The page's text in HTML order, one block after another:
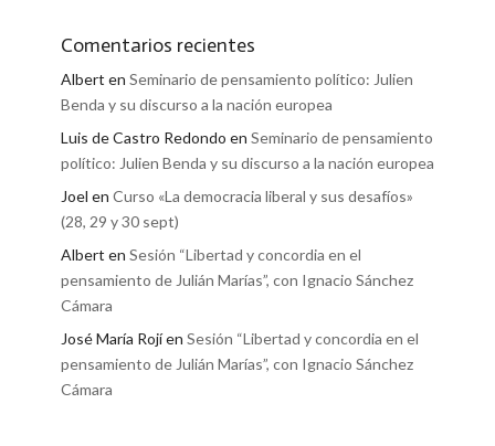
Comentarios recientes
Albert en Seminario de pensamiento político: Julien
Benda y su discurso a la nación europea
Luis de Castro Redondo en Seminario de pensamiento
político: Julien Benda y su discurso a la nación europea
Joel en Curso «La democracia liberal y sus desafíos»
(28, 29 y 30 sept)
Albert en Sesión “Libertad y concordia en el
pensamiento de Julián Marías”, con Ignacio Sánchez
Cámara
José María Rojíen Sesión “Libertad y concordia en el
pensamiento de Julián Marías”, con Ignacio Sánchez
Cámara